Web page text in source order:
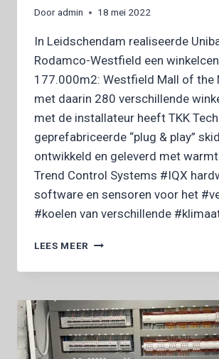
Dooradmin 18 mei 2022
In ­Leidschendam rea­liseerde
Rodamco-Westfield een
177.000m2: Westfield Mall of the
met daarin 280 verschillende
met de installateur heeft TKK
geprefabriceerde “plug & play”
ontwikkeld en geleverd met
Trend Control Systems #IQX
software en sensoren voor het
#koelen van verschil­lende
LEES MEER UNIBAIL-
WESTFIELD